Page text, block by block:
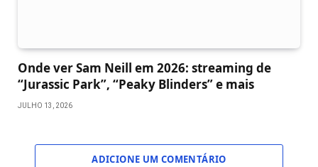
Onde ver Sam Neill em 2026: streaming de
“Jurassic Park”, “Peaky Blinders” e mais
JULHO 13, 2026
ADICIONE UM COMENTÁRIO